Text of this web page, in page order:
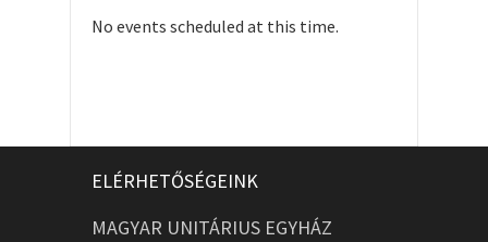
No events scheduled at this time.
ELÉRHETŐSÉGEINK
MAGYAR UNITÁRIUS EGYHÁZ